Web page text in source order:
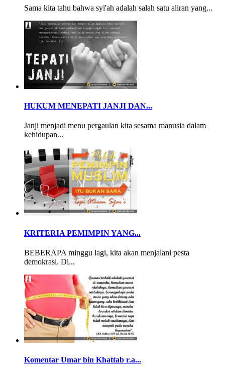
Sama kita tahu bahwa syi'ah adalah salah satu aliran yang...
HUKUM MENEPATI JANJI DAN...
Janji menjadi menu pergaulan kita sesama manusia dalam
kehidupan...
KRITERIA PEMIMPIN YANG...
BEBERAPA minggu lagi, kita akan menjalani pesta
demokrasi. Di...
Komentar Umar bin Khattab r.a...